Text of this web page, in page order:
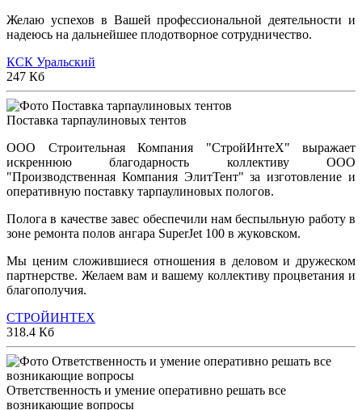
Желаю успехов в Вашей профессиональной деятельности и
надеюсь на дальнейшее плодотворное сотрудничество.
КСК Уральский
247 Кб
Поставка тарпаулиновых тентов
ООО Строительная Компания "СтройИнтеХ" выражает
искреннюю благодарность коллективу ООО
"Производственная Компания ЭлитТент" за изготовление и
оперативную поставку тарпаулиновых пологов.
Полога в качестве завес обеспечили нам беспыльную работу в
зоне ремонта полов ангара SuperJet 100 в жуковском.
Мы ценим сложившиеся отношения в деловом и дружеском
партнерстве. Желаем вам и вашему коллективу процветания и
благополучия.
СТРОЙИНТЕХ
318.4 Кб
Ответственность и умение оперативно решать все
возникающие вопросы